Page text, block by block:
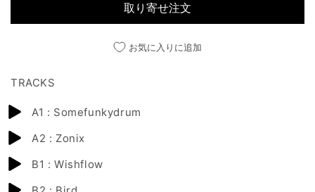
減
増
取り寄せ注文
お気に入りに追加
TRACKS
A1 : Somefunkydrum
A2 : Zonix
B1 : Wishflow